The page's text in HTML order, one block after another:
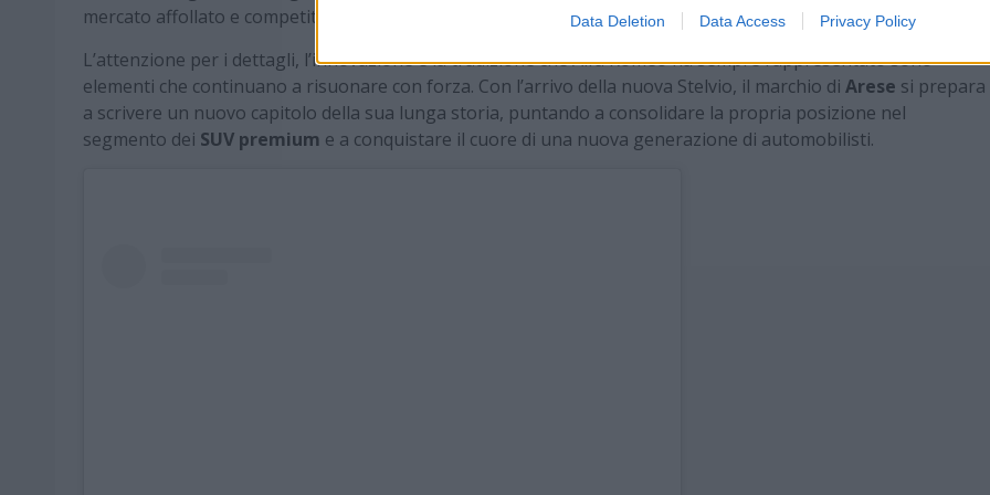
Data Deletion Data Access Privacy Policy
mercato affollato e competitivo.
L’attenzione per i dettagli, l’innovazione e la tradizione che Alfa Romeo ha sempre rappresentato sono
elementi che continuano a risuonare con forza. Con l’arrivo della nuova Stelvio, il marchio di Arese si prepara
a scrivere un nuovo capitolo della sua lunga storia, puntando a consolidare la propria posizione nel
segmento dei SUV premium e a conquistare il cuore di una nuova generazione di automobilisti.